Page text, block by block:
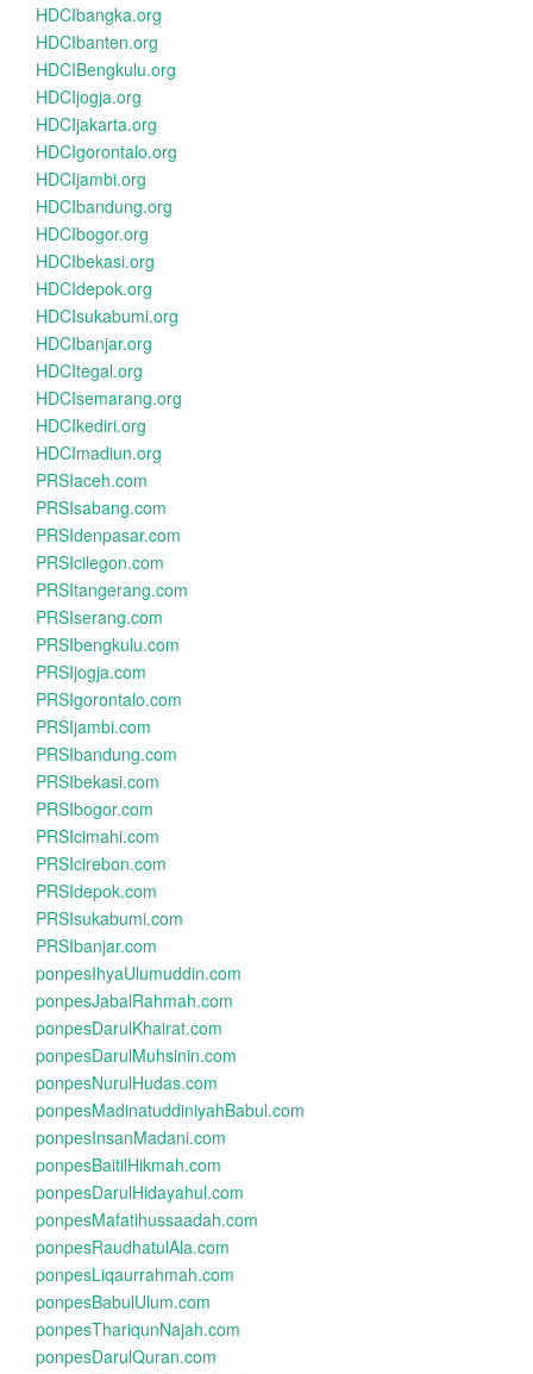
HDCIbangka.org
HDCIbanten.org
HDCIBengkulu.org
HDCIjogja.org
HDCIjakarta.org
HDCIgorontalo.org
HDCIjambi.org
HDCIbandung.org
HDCIbogor.org
HDCIbekasi.org
HDCIdepok.org
HDCIsukabumi.org
HDCIbanjar.org
HDCItegal.org
HDCIsemarang.org
HDCIkediri.org
HDCImadiun.org
PRSIaceh.com
PRSIsabang.com
PRSIdenpasar.com
PRSIcilegon.com
PRSItangerang.com
PRSIserang.com
PRSIbengkulu.com
PRSIjogja.com
PRSIgorontalo.com
PRSIjambi.com
PRSIbandung.com
PRSIbekasi.com
PRSIbogor.com
PRSIcimahi.com
PRSIcirebon.com
PRSIdepok.com
PRSIsukabumi.com
PRSIbanjar.com
ponpesIhyaUlumuddin.com
ponpesJabalRahmah.com
ponpesDarulKhairat.com
ponpesDarulMuhsinin.com
ponpesNurulHudas.com
ponpesMadinatuddiniyahBabul.com
ponpesInsanMadani.com
ponpesBaitilHikmah.com
ponpesDarulHidayahul.com
ponpesMafatihussaadah.com
ponpesRaudhatulAla.com
ponpesLiqaurrahmah.com
ponpesBabulUlum.com
ponpesThariqunNajah.com
ponpesDarulQuran.com